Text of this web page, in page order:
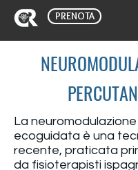
PRENOTA
La
ecoguidata è una
recente, praticata
da fisioterapisti